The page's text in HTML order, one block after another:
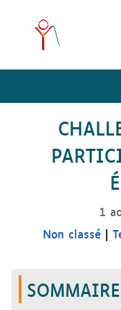
1
Non classé|
SOMMAIRE